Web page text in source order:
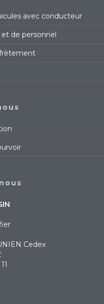
avec conducteur
de personnel
Cedex